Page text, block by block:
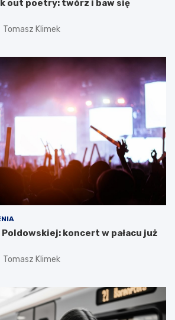
out poetry: twórz i baw się
Tomasz Klimek
koncert w pałacu już
Tomasz Klimek